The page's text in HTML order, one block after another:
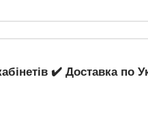
✔️ Доставка по